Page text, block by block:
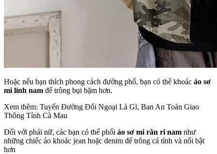
Hoặc nếu bạn thích phong cách đường phố, bạn có thể khoác áo sơ
mi lính nam để trông bụi bặm hơn.
Xem thêm: Tuyến Đường Đối Ngoại Là Gì, Ban An Toàn Giao
Thông Tỉnh Cà Mau
Đối với phái nữ, các bạn có thể phối áo sơ mi rằn ri nam như
những chiếc áo khoác jean hoặc denim để trông cá tính và nổi bật
hơn